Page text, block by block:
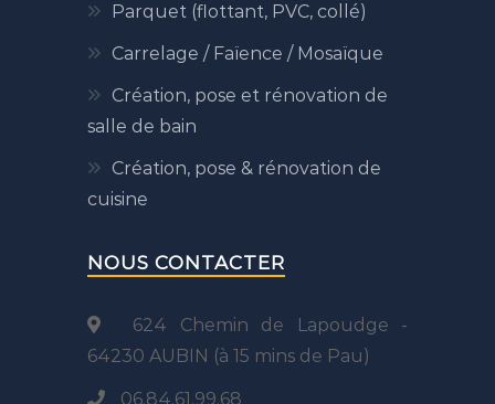
Parquet (flottant, PVC, collé)
Carrelage / Faïence / Mosaïque
Création, pose et rénovation de
salle de bain
Création, pose & rénovation de
cuisine
NOUS CONTACTER
624 Chemin de Lapoudge -
64230 AUBIN (à 15 mins de Pau)
06.84.61.99.68